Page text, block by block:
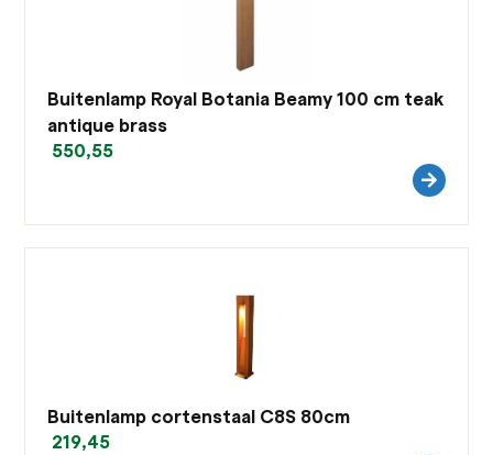
Buitenlamp Royal Botania Beamy 100 cm teak
antique brass
550,55
Buitenlamp cortenstaal C8S 80cm
219,45